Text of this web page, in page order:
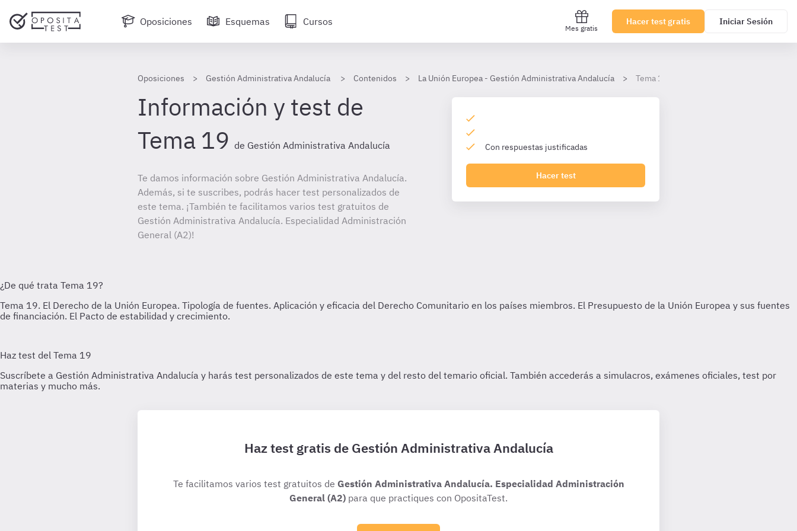
Oposiciones Esquemas Cursos
Mes gratis
Hacer test gratis Iniciar Sesión
Oposiciones Gestión Administrativa Andalucía Contenidos La Unión Europea - Gestión Administrativa Andalucía Tema 19
Información y test de
Tema 19 de Gestión Administrativa Andalucía
Te damos información sobre Gestión Administrativa Andalucía.
Además, si te suscribes, podrás hacer test personalizados de
este tema. ¡También te facilitamos varios test gratuitos de
Gestión Administrativa Andalucía. Especialidad Administración
General (A2)!
Con respuestas justificadas
Hacer test
Haz test gratis de Gestión Administrativa Andalucía
Te facilitamos varios test gratuitos de Gestión Administrativa Andalucía. Especialidad Administración
General (A2) para que practiques con OpositaTest.